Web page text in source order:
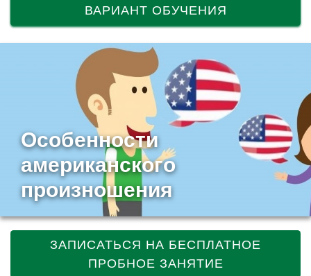
ВАРИАНТ ОБУЧЕНИЯ
Особенности
американского
произношения
ЗАПИСАТЬСЯ НА БЕСПЛАТНОЕ
ПРОБНОЕ ЗАНЯТИЕ